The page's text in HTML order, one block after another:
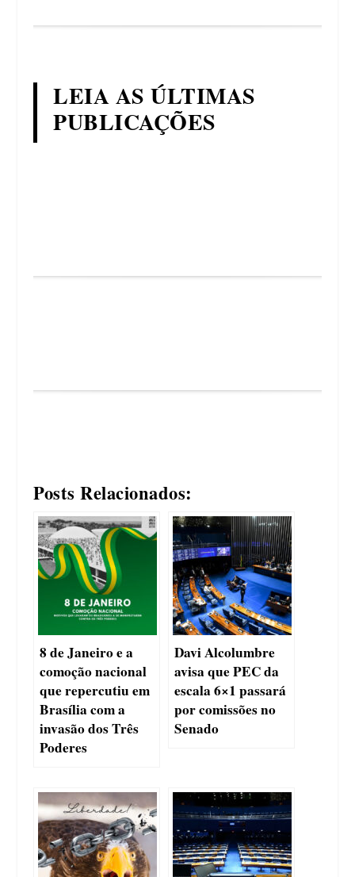
LEIA AS ÚLTIMAS
PUBLICAÇÕES
Posts Relacionados:
8 de Janeiro e a
comoção nacional
que repercutiu em
Brasília com a
invasão dos Três
Poderes
Davi Alcolumbre
avisa que PEC da
escala 6×1 passará
por comissões no
Senado